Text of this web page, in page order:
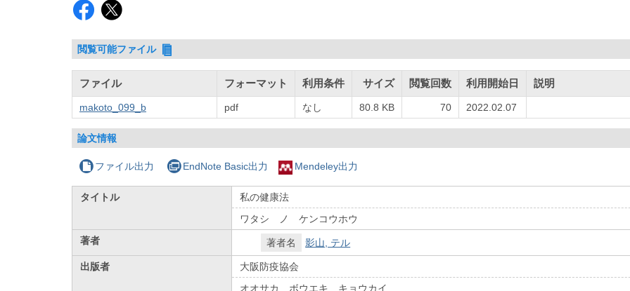
閲覧可能ファイル
ファイル フォーマット 利用条件 サイズ 閲覧回数 利用開始日 説明
makoto_099_b pdf なし 80.8 KB 70 2022.02.07
論文情報
ファイル出力 EndNote Basic出力 Mendeley出力
タイトル
私の健康法
ワタシ ノ ケンコウホウ
著者
著者名 影山, テル
出版者
大阪防疫協会
オオサカ ボウエキ キョウカイ